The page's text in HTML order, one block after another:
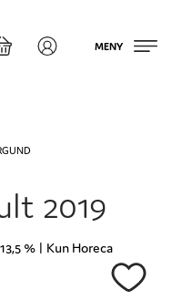
MENY
2019
% | Kun Horeca